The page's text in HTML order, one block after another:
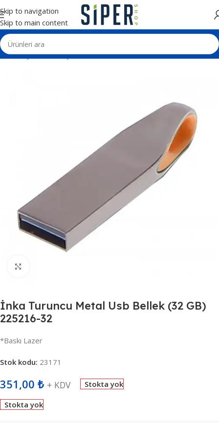
Skip to navigation
Skip to main content
Ana Sayfa Teknolojik Ürünler Usb Bellek
İnka Turuncu Metal Usb Bellek (32 GB)
225216-32
*Baskı Lazer
Stok kodu: 23171
351,00 ₺ + KDV Stokta yok
Stokta yok